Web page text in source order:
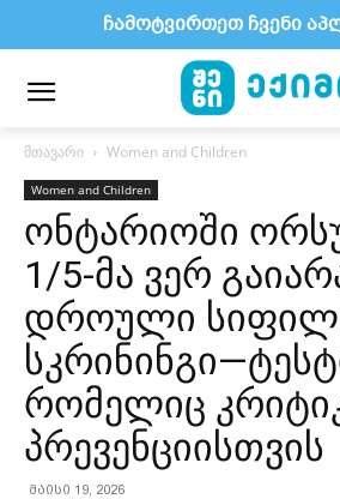
მთავარი Women and Children
Women and Children
ონტარიოში
1/5-მა ვერ
დროული
რომელიც
პრევენციისთვის
მაისი 19, 2026
ჩამოტვირთეთ ჩვენი